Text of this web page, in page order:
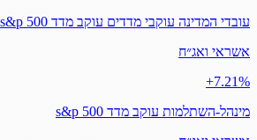
עובדי המדינה עוקבי מדדים עוקב מדד s&p 500
אשראי ואג״ח
‎+7.21%
מינהל-השתלמות עוקב מדד s&p 500